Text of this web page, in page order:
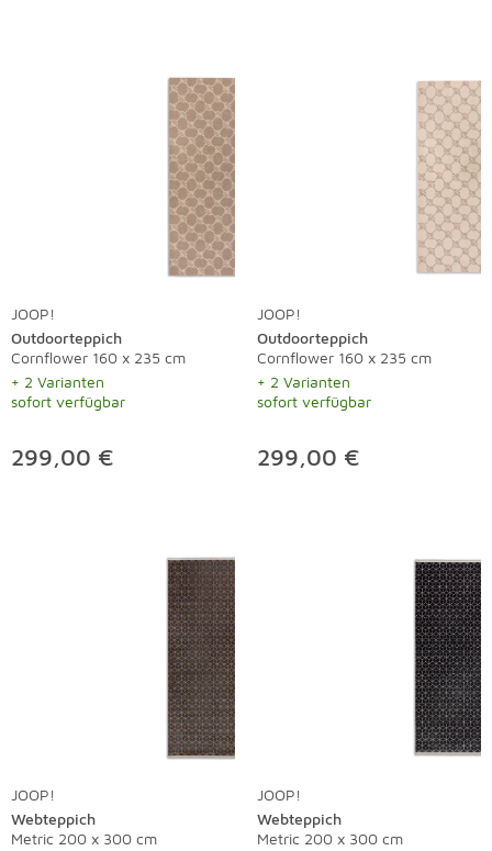
JOOP!
Outdoorteppich
Cornflower 160 x 235 cm
+ 2 Varianten
sofort verfügbar
299,00 €
JOOP!
Outdoorteppich
Cornflower 160 x 235 cm
+ 2 Varianten
sofort verfügbar
299,00 €
JOOP!
Webteppich
Metric 200 x 300 cm
JOOP!
Webteppich
Metric 200 x 300 cm